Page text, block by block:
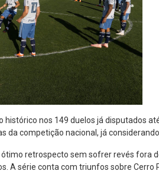
histórico nos 149 duelos já disputados
da competição nacional, já considerando
retrospecto sem sofrer revés fora
A série conta com triunfos sobre Cerro